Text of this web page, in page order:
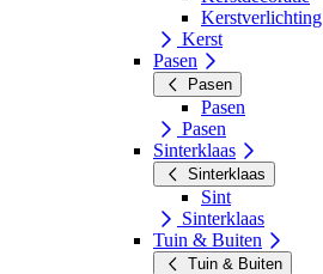
Kerstverlichting
Kerst
Pasen
Pasen
Pasen
Pasen
Sinterklaas
Sinterklaas
Sint
Sinterklaas
Tuin & Buiten
Tuin & Buiten